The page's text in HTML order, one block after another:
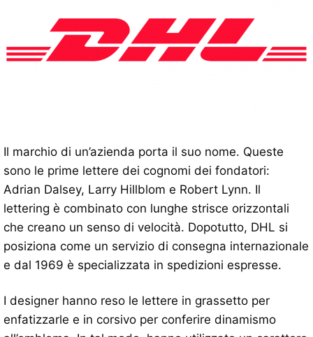
Il marchio di un’azienda porta il suo nome. Queste
sono le prime lettere dei cognomi dei fondatori:
Adrian Dalsey, Larry Hillblom e Robert Lynn. Il
lettering è combinato con lunghe strisce orizzontali
che creano un senso di velocità. Dopotutto, DHL si
posiziona come un servizio di consegna internazionale
e dal 1969 è specializzata in spedizioni espresse.
I designer hanno reso le lettere in grassetto per
enfatizzarle e in corsivo per conferire dinamismo